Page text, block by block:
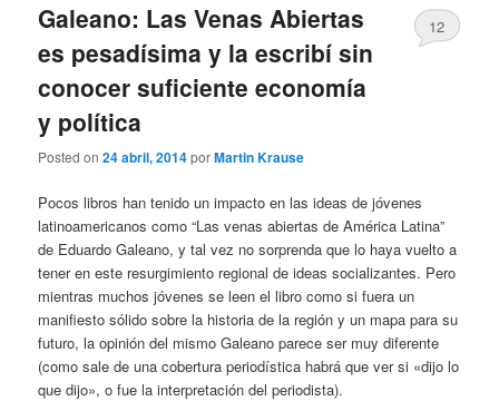
Galeano: Las Venas Abiertas
es pesadísima y la escribí sin
conocer suficiente economía
y política
Posted on24 abril, 2014porMartin Krause
12
Pocos libros han tenido un impacto en las ideas de jóvenes
latinoamericanos como “Las venas abiertas de América Latina”
de Eduardo Galeano, y tal vez no sorprenda que lo haya vuelto a
tener en este resurgimiento regional de ideas socializantes. Pero
mientras muchos jóvenes se leen el libro como si fuera un
manifiesto sólido sobre la historia de la región y un mapa para su
futuro, la opinión del mismo Galeano parece ser muy diferente
(como sale de una cobertura periodística habrá que ver si «dijo lo
que dijo», o fue la interpretación del periodista).